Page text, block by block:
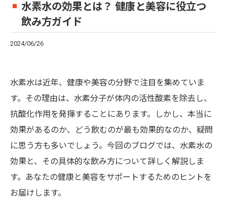
水素水の効果とは？ 健康と美容に役立つ
飲み方ガイド
2024/06/26
水素水は近年、健康や美容の分野で注目を集めていま
す。その理由は、水素分子が体内の活性酸素を除去し、
抗酸化作用を発揮することにあります。しかし、本当に
効果があるのか、どう飲むのが最も効果的なのか、疑問
に思う方も多いでしょう。今回のブログでは、水素水の
効果と、その具体的な飲み方について詳しく解説しま
す。あなたの健康と美容をサポートするためのヒントを
お届けします。